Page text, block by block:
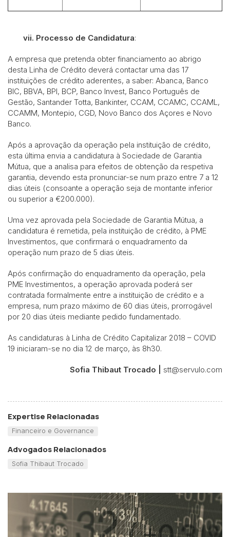
vii. Processo de Candidatura:
A empresa que pretenda obter financiamento ao abrigo
desta Linha de Crédito deverá contactar uma das 17
instituições de crédito aderentes, a saber: Abanca, Banco
BIC, BBVA, BPI, BCP, Banco Invest, Banco Português de
Gestão, Santander Totta, Bankinter, CCAM, CCAMC, CCAML,
CCAMM, Montepio, CGD, Novo Banco dos Açores e Novo
Banco.
Após a aprovação da operação pela instituição de crédito,
esta última envia a candidatura à Sociedade de Garantia
Mútua, que a analisa para efeitos de obtenção da respetiva
garantia, devendo esta pronunciar-se num prazo entre 7 a 12
dias úteis (consoante a operação seja de montante inferior
ou superior a €200.000).
Uma vez aprovada pela Sociedade de Garantia Mútua, a
candidatura é remetida, pela instituição de crédito, à PME
Investimentos, que confirmará o enquadramento da
operação num prazo de 5 dias úteis.
Após confirmação do enquadramento da operação, pela
PME Investimentos, a operação aprovada poderá ser
contratada formalmente entre a instituição de crédito e a
empresa, num prazo máximo de 60 dias úteis, prorrogável
por 20 dias úteis mediante pedido fundamentado.
As candidaturas à Linha de Crédito Capitalizar 2018 – COVID
19 iniciaram-se no dia 12 de março, às 8h30.
Sofia Thibaut Trocado | stt@servulo.com
Expertise Relacionadas
Financeiro e Governance
Advogados Relacionados
Sofia Thibaut Trocado